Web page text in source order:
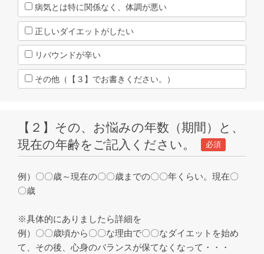
病気とは特に関係なく、体調が悪い
正しいダイエットがしたい
リバウンドが辛い
その他（【３】でお書きください。）
【２】その、お悩みの年数（期間）と、
現在の年齢をご記入ください。
必須
例）〇〇歳～現在の〇〇歳までの〇〇年くらい。現在〇
〇歳
※具体的にありましたら詳細を
例）〇〇歳頃から〇〇な理由で〇〇なダイエットを始め
て、その後、心身のバランスが保てなくなって・・・